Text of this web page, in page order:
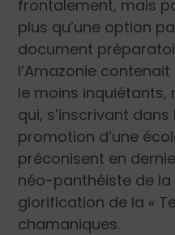
frontalement, mais
plus qu’une option
document
l’Amazonie
le moins
qui, s’inscrivant
promotion d’une
préconisent en
néo-panthéiste de
glorification de la «
chamaniques.